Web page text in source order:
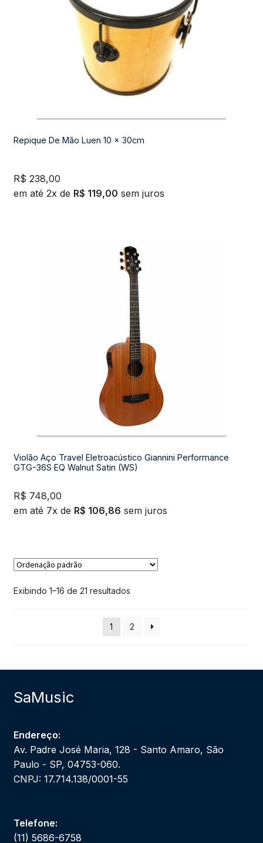
Repique De Mão Luen 10 x 30cm
R$ 238,00
em até 2x de R$ 119,00 sem juros
Violão Aço Travel Eletroacústico Giannini Performance
GTG-36S EQ Walnut Satin (WS)
R$ 748,00
em até 7x de R$ 106,86 sem juros
Exibindo 1–16 de 21 resultados
1 2
SaMusic
Endereço:
Av. Padre José Maria, 128 - Santo Amaro, São
Paulo - SP, 04753-060.
CNPJ: 17.714.138/0001-55
Telefone:
(11) 5686-6758